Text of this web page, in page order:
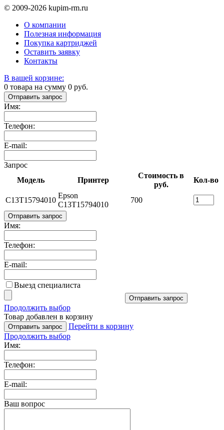
© 2009-2026 kupim-rm.ru
О компании
Полезная информация
Покупка картриджей
Оставить заявку
Контакты
В вашей корзине:
0 товара на сумму 0 руб.
Отправить запрос
Имя:
Телефон:
E-mail:
Запрос
Модель
Принтер
Стоимость в
руб.
Кол-во
C13T15794010
Epson
C13T15794010
700
Отправить запрос
Имя:
Телефон:
E-mail:
Выезд специалиста
Отправить запрос
Продолжить выбор
Товар добавлен в корзину
Отправить запрос
Перейти в корзину
Продолжить выбор
Имя:
Телефон:
E-mail:
Ваш вопрос